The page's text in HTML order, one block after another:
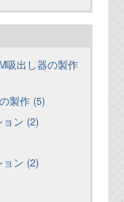
吸出し器の製作
製作 (5)
ョン (2)
ョン (2)